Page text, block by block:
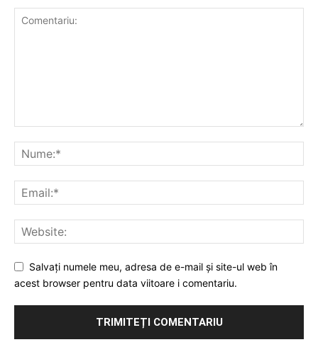
Salvați numele meu, adresa de e-mail și site-ul web în
acest browser pentru data viitoare i comentariu.